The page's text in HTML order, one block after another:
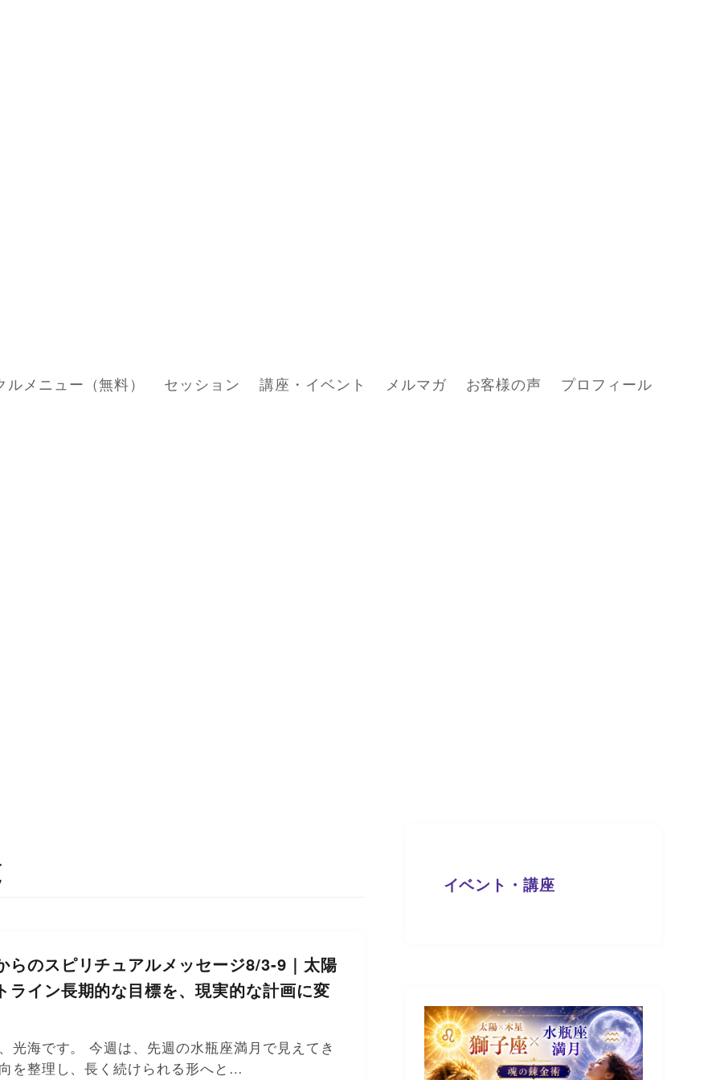
ルメニュー（無料） セッション 講座・イベント メルマガ お客様の声 プロフィール
らのスピリチュアルメッセージ8/3-9｜太陽
ライン長期的な目標を、現実的な計画に変
光海です。 今週は、先週の水瓶座満月で見えてき
を整理し、長く続けられる形へと…
イベント・講座